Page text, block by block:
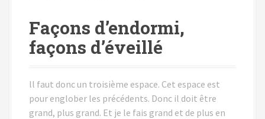
Façons d’endormi,
façons d’éveillé
ll faut donc un troisième espace. Cet espace est
pour englober les précédents. Donc il doit être
grand, plus grand. Et je le fais grand et de plus en